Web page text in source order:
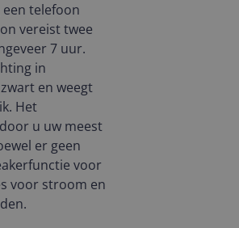
telefoon
vereist twee
7 uur.
in
en weegt
Het
u uw meest
er geen
voor
voor stroom en